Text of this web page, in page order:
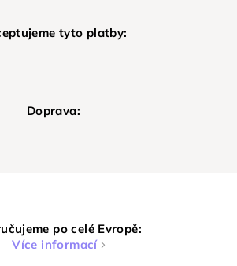
tyto platby:
Doprava:
po celé Evropě:
Více informací